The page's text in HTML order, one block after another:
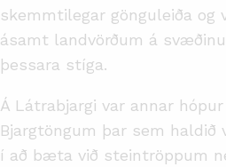
skemmtilegar gönguleiða og
ásamt landvörðum á
þessara stíga.
Á Látrabjargi var annar
Bjargtöngum þar sem haldið
í að bæta við steintröppum